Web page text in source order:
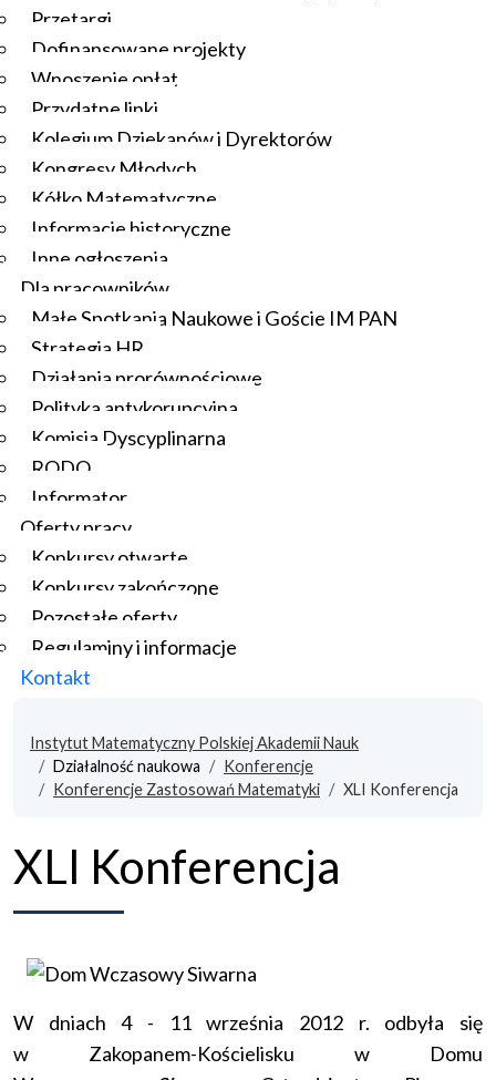
Przetargi
Dofinansowane projekty
Wnoszenie opłat
Przydatne linki
Kolegium Dziekanów i Dyrektorów
Kongresy Młodych
Kółko Matematyczne
Informacje historyczne
Inne ogłoszenia
Dla pracowników
Małe Spotkania Naukowe i Goście IM PAN
Strategia HR
Działania prorównościowe
Polityka antykorupcyjna
Komisja Dyscyplinarna
RODO
Informator
Oferty pracy
Konkursy otwarte
Konkursy zakończone
Pozostałe oferty
Regulaminy i informacje
Kontakt
Instytut Matematyczny Polskiej Akademii Nauk
Działalność naukowa
Konferencje
Konferencje Zastosowań Matematyki
XLI Konferencja
XLI Konferencja
W dniach 4 - 11 września 2012 r. odbyła się
w Zakopanem-Kościelisku w Domu